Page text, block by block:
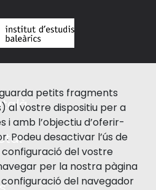
petits fragments
al vostre dispositiu per a
i amb l’objectiu d’oferir-
Podeu desactivar l’ús de
del vostre
per la nostra pàgina
del navegador